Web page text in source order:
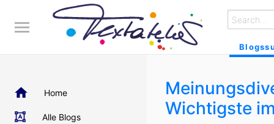
Home
Alle Blogs
Wichtigste